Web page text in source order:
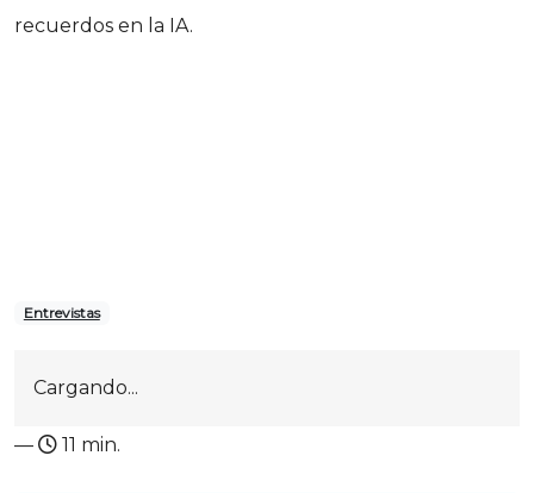
recuerdos en la IA.
Entrevistas
Cargando...
— 11 min.